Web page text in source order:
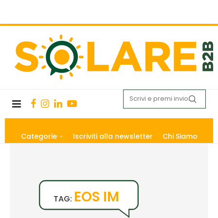
Categorie Iscriviti alla newsletter Chi Siamo
TAG: EOS IM